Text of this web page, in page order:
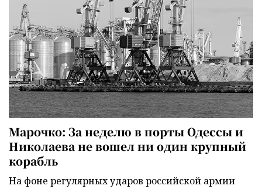
Марочко: За неделю в порты Одессы и
Николаева не вошел ни один крупный
корабль
На фоне регулярных ударов российской армии